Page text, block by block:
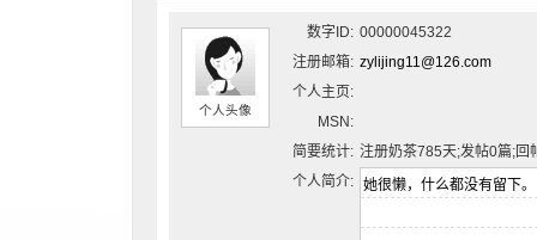
个人头像
数字ID: 00000045322
注册邮箱: zylijing11@126.com
个人主页:
MSN:
简要统计: 注册奶茶785天;发帖0篇;回
个人简介: